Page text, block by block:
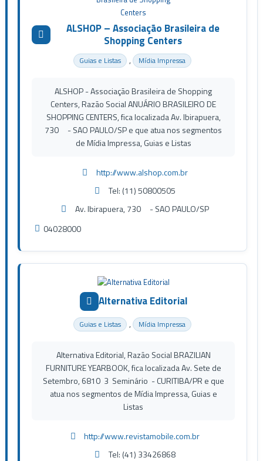
ALSHOP – Associação Brasileira de
Shopping Centers
Guias e Listas , Mídia Impressa
ALSHOP - Associação Brasileira de Shopping
Centers, Razão Social ANUÁRIO BRASILEIRO DE
SHOPPING CENTERS, fica localizada Av. Ibirapuera,
730 - SAO PAULO/SP e que atua nos segmentos
de Mídia Impressa, Guias e Listas
http://www.alshop.com.br
Tel: (11) 50800505
Av. Ibirapuera, 730 - SAO PAULO/SP
04028000
Alternativa Editorial
Guias e Listas , Mídia Impressa
Alternativa Editorial, Razão Social BRAZILIAN
FURNITURE YEARBOOK, fica localizada Av. Sete de
Setembro, 6810 3 Seminário - CURITIBA/PR e que
atua nos segmentos de Mídia Impressa, Guias e
Listas
http://www.revistamobile.com.br
Tel: (41) 33426868